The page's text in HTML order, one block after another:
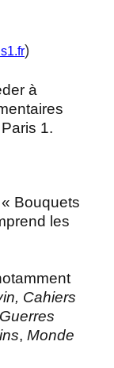
)
à
1.
Bouquets
les
Cahiers
, Monde